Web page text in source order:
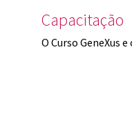
Capacitação
O Curso GeneXus